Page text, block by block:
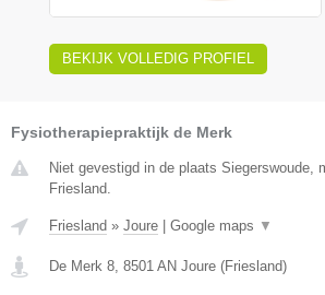
BEKIJK VOLLEDIG PROFIEL
Fysiotherapiepraktijk de Merk
Niet gevestigd in de plaats Siegerswoude,
Friesland.
Friesland » Joure Google maps ▼
De Merk 8, 8501 AN Joure (Friesland)